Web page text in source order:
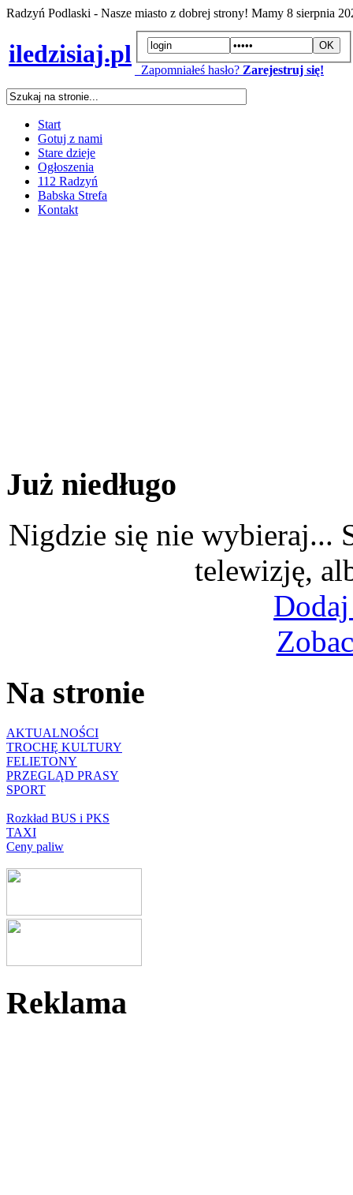
Radzyń Podlaski - Nasze miasto z dobrej strony! Mamy 8 sierpnia
iledzisiaj.pl
Zapomniałeś hasło? Zarejestruj się!
Start
Gotuj z nami
Stare dzieje
Ogłoszenia
112 Radzyń
Babska Strefa
Kontakt
Już niedługo
Nigdzie się nie wybieraj...
telewizję,
Na stronie
AKTUALNOŚCI
TROCHĘ KULTURY
FELIETONY
PRZEGLĄD PRASY
SPORT
Rozkład BUS i PKS
TAXI
Ceny paliw
Reklama